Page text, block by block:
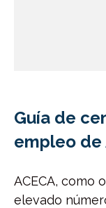
Guía de
empleo de
ACECA, como
elevado